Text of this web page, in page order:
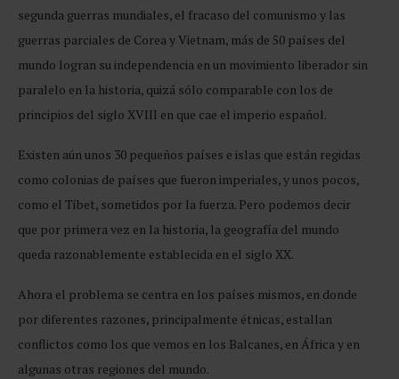
segunda guerras mundiales, el fracaso del comunismo y las
guerras parciales de Corea y Vietnam, más de 50 países del
mundo logran su independencia en un movimiento liberador sin
paralelo en la historia, quizá sólo comparable con los de
principios del siglo XVIII en que cae el imperio español.
Existen aún unos 30 pequeños países e islas que están regidas
como colonias de países que fueron imperiales, y unos pocos,
como el Tíbet, sometidos por la fuerza. Pero podemos decir
que por primera vez en la historia, la geografía del mundo
queda razonablemente establecida en el siglo XX.
Ahora el problema se centra en los países mismos, en donde
por diferentes razones, principalmente étnicas, estallan
conflictos como los que vemos en los Balcanes, en África y en
algunas otras regiones del mundo.